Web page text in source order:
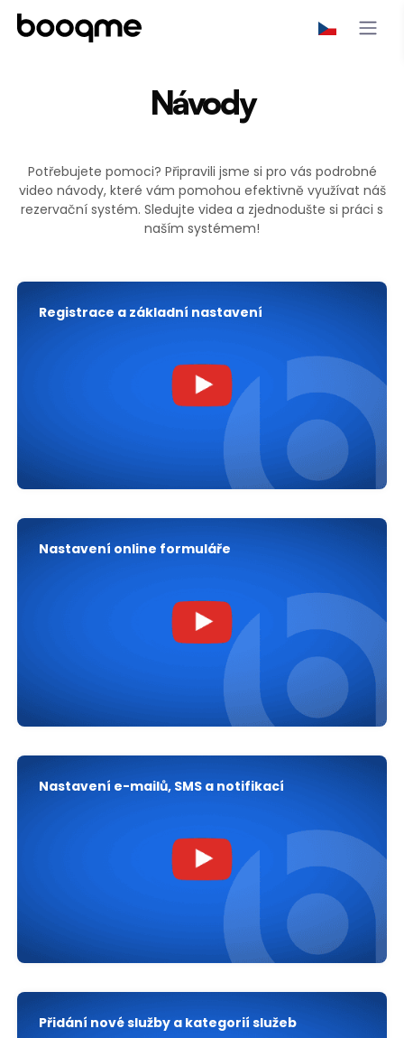
Návody
Potřebujete pomoci? Připravili jsme si pro vás podrobné
video návody, které vám pomohou efektivně využívat náš
rezervační systém. Sledujte videa a zjednodušte si práci s
naším systémem!
Registrace a základní nastavení
Nastavení online formuláře
Nastavení e-mailů, SMS a notifikací
Přidání nové služby a kategorií služeb